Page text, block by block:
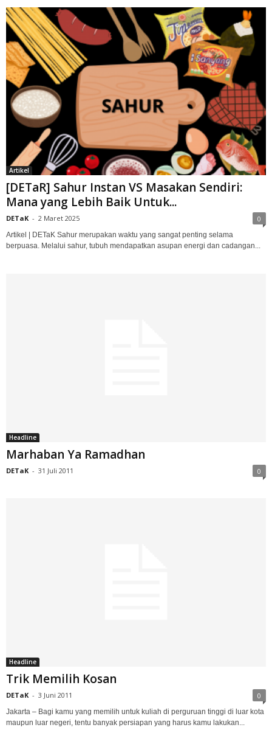
Artikel
[DETaR] Sahur Instan VS Masakan Sendiri:
Mana yang Lebih Baik Untuk...
DETaK - 2 Maret 2025 0
Artikel | DETaK Sahur merupakan waktu yang sangat penting selama
berpuasa. Melalui sahur, tubuh mendapatkan asupan energi dan cadangan...
Headline
Marhaban Ya Ramadhan
DETaK - 31 Juli 2011 0
Headline
Trik Memilih Kosan
DETaK - 3 Juni 2011 0
Jakarta – Bagi kamu yang memilih untuk kuliah di perguruan tinggi di luar kota
maupun luar negeri, tentu banyak persiapan yang harus kamu lakukan...